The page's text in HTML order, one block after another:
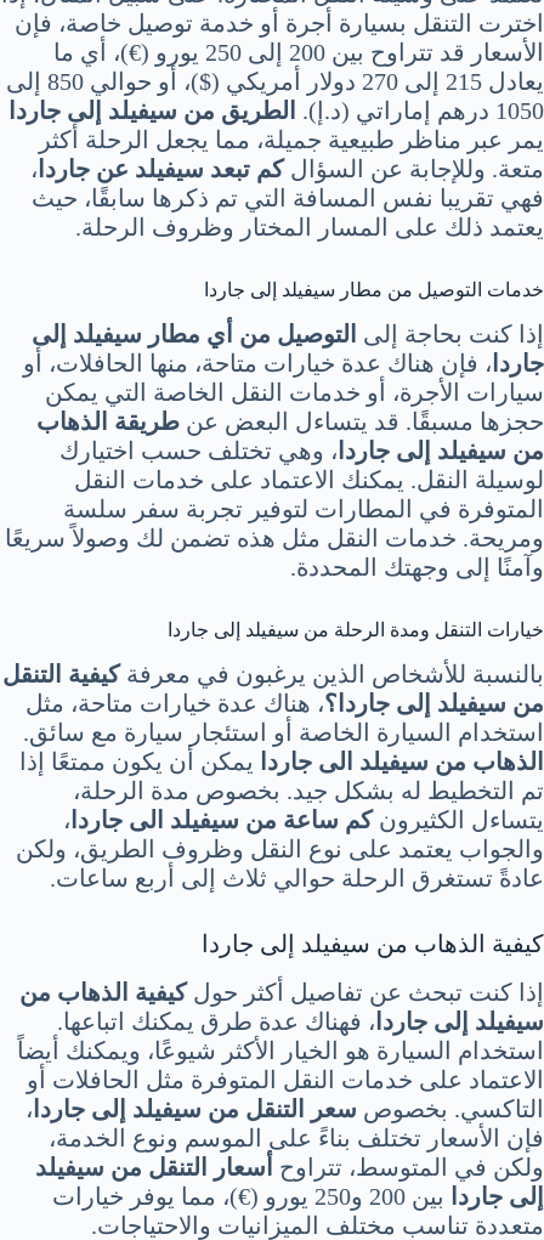
اخترت التنقل بسيارة أجرة أو خدمة توصيل خاصة، فإن
الأسعار قد تتراوح بين 200 إلى 250 يورو (€)، أي ما
يعادل 215 إلى 270 دولار أمريكي ($)، أو حوالي 850 إلى
1050 درهم إماراتي (د.إ).
الطريق من سيفيلد إلى جاردا
يمر عبر مناظر طبيعية جميلة، مما يجعل الرحلة أكثر
متعة. وللإجابة عن السؤالكم تبعد سيفيلد عن جاردا ،
فهي تقريبا نفس المسافة التي تم ذكرها سابقًا، حيث
يعتمد ذلك على المسار المختار وظروف الرحلة.
خدمات التوصيل من مطار سيفيلد إلى جاردا
إذا كنت بحاجة إلى التوصيل من أي مطار سيفيلد إلى
جاردا ، فإن هناك عدة خيارات متاحة، منها الحافلات، أو
سيارات الأجرة، أو خدمات النقل الخاصة التي يمكن
حجزها مسبقًا. قد يتساءل البعض عن طريقة الذهاب
من سيفيلد إلى جاردا ، وهي تختلف حسب اختيارك
لوسيلة النقل. يمكنك الاعتماد على خدمات النقل
المتوفرة في المطارات لتوفير تجربة سفر سلسة
ومريحة. خدمات النقل مثل هذه تضمن لك وصولاً سريعًا
وآمنًا إلى وجهتك المحددة.
خيارات التنقل ومدة الرحلة من سيفيلد إلى جاردا
بالنسبة للأشخاص الذين يرغبون في معرفةكيفية التنقل
من سيفيلد إلى جاردا؟، هناك عدة خيارات متاحة، مثل
استخدام السيارة الخاصة أو استئجار سيارة مع سائق.
الذهاب من سيفيلد الى جاردا
يمكن أن يكون ممتعًا إذا
تم التخطيط له بشكل جيد. بخصوص مدة الرحلة،
يتساءل الكثيرونكم ساعة من سيفيلد الى جاردا ،
والجواب يعتمد على نوع النقل وظروف الطريق، ولكن
عادةً تستغرق الرحلة حوالي ثلاث إلى أربع ساعات.
كيفية الذهاب من سيفيلد إلى جاردا
إذا كنت تبحث عن تفاصيل أكثر حولكيفية الذهاب من
سيفيلد إلى جاردا ، فهناك عدة طرق يمكنك اتباعها.
استخدام السيارة هو الخيار الأكثر شيوعًا، ويمكنك أيضاً
الاعتماد على خدمات النقل المتوفرة مثل الحافلات أو
التاكسي. بخصوص سعر التنقل من سيفيلد إلى جاردا ،
فإن الأسعار تختلف بناءً على الموسم ونوع الخدمة،
ولكن في المتوسط، تتراوح أسعار التنقل من سيفيلد
إلى جاردا
بين 200 و250 يورو (€)، مما يوفر خيارات
متعددة تناسب مختلف الميزانيات والاحتياجات.